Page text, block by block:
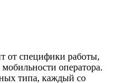
от специфики работы,
оператора.
типа, каждый со